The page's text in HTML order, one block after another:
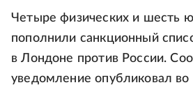
Четыре физических и шесть
пополнили санкционный
в Лондоне против России.
уведомление опубликовал во